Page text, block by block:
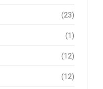
(23)
(1)
(12)
(12)